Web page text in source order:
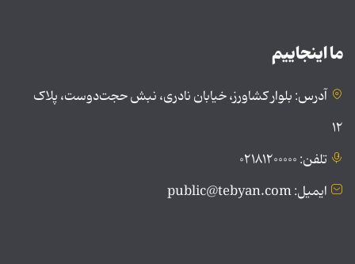
ما اینجاییم
آدرس: بلوار کشاورز، خیابان نادری، نبش حجت‌دوست، پلاک
۱۲
تلفن: ۰۲۱۸۱۲۰۰۰۰۰
ایمیل: public@tebyan.com